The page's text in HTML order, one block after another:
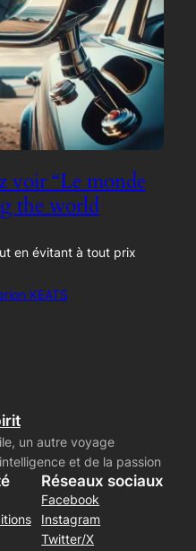
voir “Le monde
the world
en évitant à tout prix
KEATS
un autre voyage
et de la passion
Réseaux sociaux
Facebook
Instagram
Twitter/X